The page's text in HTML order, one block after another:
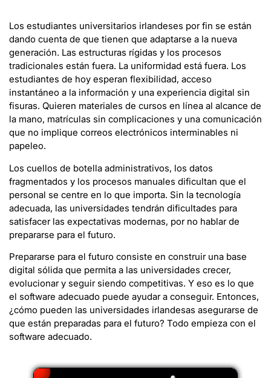
Los estudiantes universitarios irlandeses por fin se están
dando cuenta de que tienen que adaptarse a la nueva
generación. Las estructuras rígidas y los procesos
tradicionales están fuera. La uniformidad está fuera. Los
estudiantes de hoy esperan flexibilidad, acceso
instantáneo a la información y una experiencia digital sin
fisuras. Quieren materiales de cursos en línea al alcance de
la mano, matrículas sin complicaciones y una comunicación
que no implique correos electrónicos interminables ni
papeleo.
Los cuellos de botella administrativos, los datos
fragmentados y los procesos manuales dificultan que el
personal se centre en lo que importa. Sin la tecnología
adecuada, las universidades tendrán dificultades para
satisfacer las expectativas modernas, por no hablar de
prepararse para el futuro.
Prepararse para el futuro consiste en construir una base
digital sólida que permita a las universidades crecer,
evolucionar y seguir siendo competitivas. Y eso es lo que
el software adecuado puede ayudar a conseguir. Entonces,
¿cómo pueden las universidades irlandesas asegurarse de
que están preparadas para el futuro? Todo empieza con el
software adecuado.